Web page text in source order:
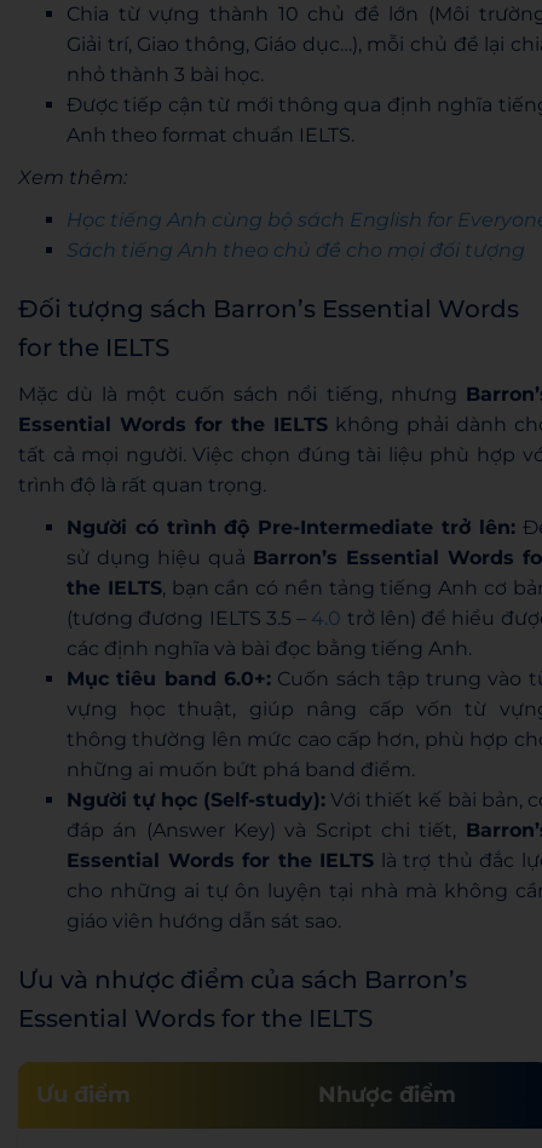
Chia từ vựng thành 10 chủ đề lớn (Môi
Giải trí, Giao thông, Giáo dục…), mỗi chủ đề lại
nhỏ thành 3 bài học.
Được tiếp cận từ mới thông qua định nghĩa
Anh theo format chuẩn IELTS.
Xem thêm:
Học tiếng Anh cùng bộ sách English for
Sách tiếng Anh theo chủ đề cho mọi đối tượng
Đối tượng sách Barron’s Essential Words
for the IELTS
Mặc dù là một cuốn sách nổi tiếng, nhưng
Essential Words for the IELTSkhông phải dành
tất cả mọi người. Việc chọn đúng tài liệu phù hợp
trình độ là rất quan trọng.
Người có trình độ Pre-Intermediate trở lên:
sử dụng hiệu quả Barron’s Essential Words
the IELTS, bạn cần có nền tảng tiếng Anh cơ
(tương đương IELTS 3.5 – 4.0 trở lên) để hiểu
các định nghĩa và bài đọc bằng tiếng Anh.
Mục tiêu band 6.0+:Cuốn sách tập trung vào
vựng học thuật, giúp nâng cấp vốn từ
thông thường lên mức cao cấp hơn, phù hợp
những ai muốn bứt phá band điểm.
Người tự học (Self-study): Với thiết kế bài bản,
đáp án (Answer Key) và Script chi tiết,
Essential Words for the IELTS là trợ thủ đắc
cho những ai tự ôn luyện tại nhà mà không
giáo viên hướng dẫn sát sao.
Ưu và nhược điểm của sách Barron’s
Essential Words for the IELTS
Ưu điểm Nhược điểm